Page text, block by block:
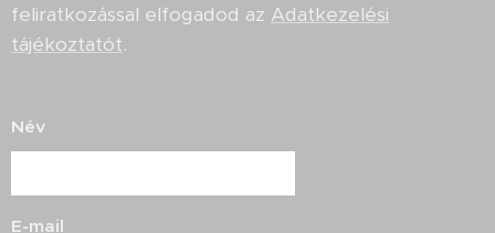
feliratkozással elfogadod az Adatkezelési
tájékoztatót.
Név
E-mail